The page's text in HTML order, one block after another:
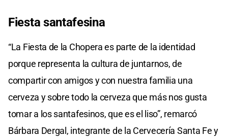
Fiesta santafesina
“La Fiesta de la Chopera es parte de la identidad
porque representa la cultura de juntarnos, de
compartir con amigos y con nuestra familia una
cerveza y sobre todo la cerveza que más nos gusta
tomar a los santafesinos, que es el liso”, remarcó
Bárbara Dergal, integrante de la Cervecería Santa Fe y